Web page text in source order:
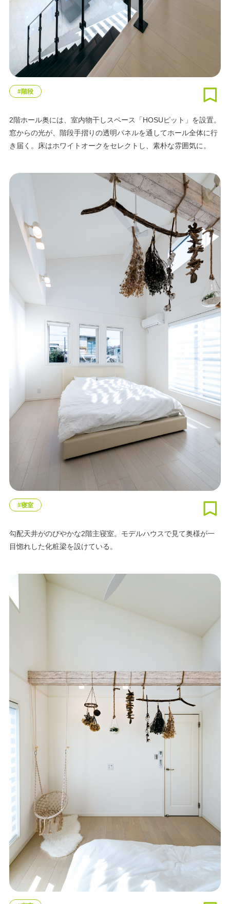
#階段
2階ホール奥には、室内物干しスペース「HOSUピット」を設置。
窓からの光が、階段手摺りの透明パネルを通してホール全体に行
き届く。床はホワイトオークをセレクトし、素朴な雰囲気に。
#寝室
勾配天井がのびやかな2階主寝室。モデルハウスで見て奥様が一
目惚れした化粧梁を設けている。